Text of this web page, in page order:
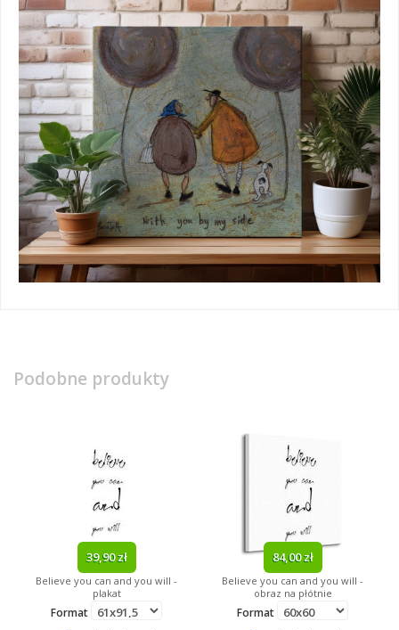
Podobne produkty
39,90 zł
Believe you can and you will -
plakat
Format
84,00 zł
Believe you can and you will -
obraz na płótnie
Format